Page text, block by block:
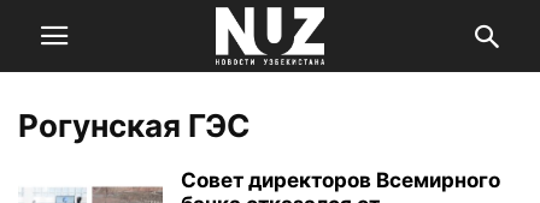
Рогунская ГЭС
Совет директоров Всемирного